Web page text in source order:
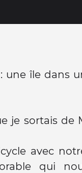
une île dans
je sortais de
avec
qui